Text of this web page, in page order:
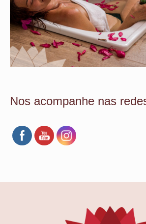
Nos acompanhe nas